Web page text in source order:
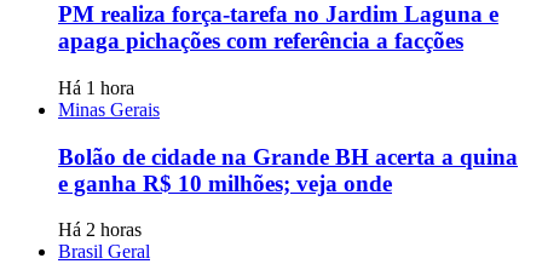
PM realiza força-tarefa no Jardim Laguna e
apaga pichações com referência a facções
Há 1 hora
Minas Gerais
Bolão de cidade na Grande BH acerta a quina
e ganha R$ 10 milhões; veja onde
Há 2 horas
Brasil Geral